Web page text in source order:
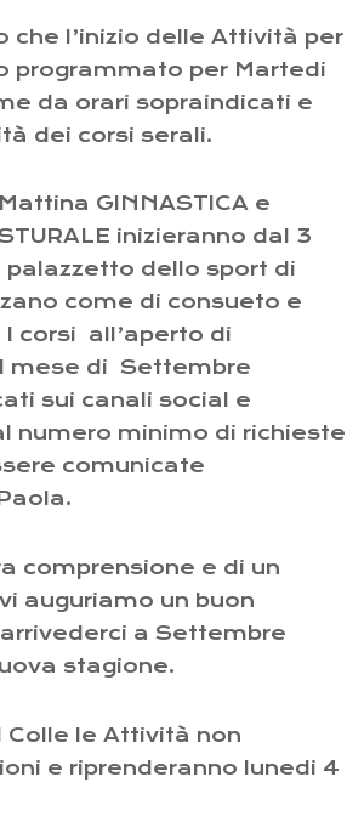
che l’inizio delle Attività per
programmato per Martedi
da orari sopraindicati e
dei corsi serali.
GINNASTICA e
inizieranno dal 3
palazzetto dello sport di
come di consueto e
corsi all’aperto di
mese di Settembre
sui canali social e
numero minimo di richieste
comunicate
comprensione e di un
auguriamo un buon
a Settembre
stagione.
Colle le Attività non
e riprenderanno lunedi 4